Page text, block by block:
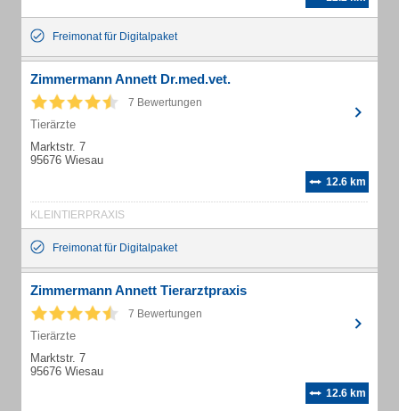
Freimonat für Digitalpaket
Zimmermann Annett Dr.med.vet.
7 Bewertungen
Tierärzte
Marktstr. 7
95676 Wiesau
12.6 km
KLEINTIERPRAXIS
Freimonat für Digitalpaket
Zimmermann Annett Tierarztpraxis
7 Bewertungen
Tierärzte
Marktstr. 7
95676 Wiesau
12.6 km